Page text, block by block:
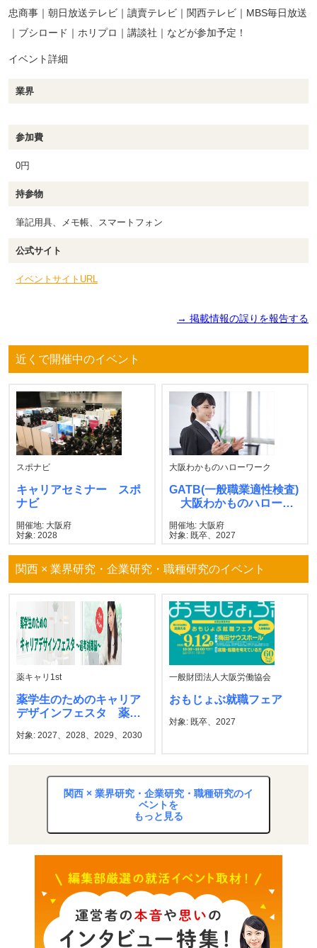
忠商事｜朝日放送テレビ｜讀賣テレビ｜関西テレビ｜MBS毎日放送
｜ブシロード｜ホリプロ｜講談社｜などが参加予定！
イベント詳細
業界
参加費
0円
持参物
筆記用具、メモ帳、スマートフォン
公式サイト
イベントサイトURL
→ 掲載情報の誤りを報告する
近くで開催中のイベント
スポナビ
キャリアセミナー スポ
ナビ
開催地: 大阪府
対象: 2028
大阪わかものハローワーク
GATB(一般職業適性検査)
大阪わかものハローワ
開催地: 大阪府
対象: 既卒、2027
関西 × 業界研究・企業研究・職種研究のイベント
薬キャリ1st
薬学生のためのキャリア
デザインフェスタ 薬キ
対象: 2027、2028、2029、2030
一般財団法人大阪労働協会
おもじょぶ就職フェア
対象: 既卒、2027
関西 × 業界研究・企業研究・職種研究のイ
ベントを
もっと見る